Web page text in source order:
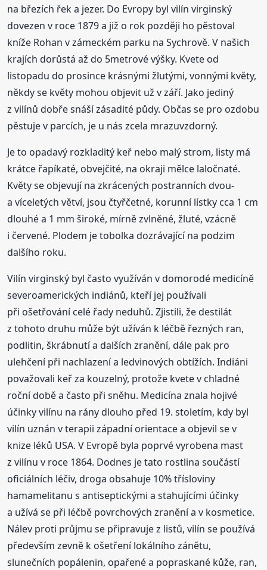
na březích řek a jezer. Do Evropy byl vilín virginský
dovezen v roce 1879 a již o rok později ho pěstoval
kníže Rohan v zámeckém parku na Sychrově. V našich
krajích dorůstá až do 5metrové výšky. Kvete od
listopadu do prosince krásnými žlutými, vonnými květy,
někdy se květy mohou objevit už v září. Jako jediný
z vilínů dobře snáší zásadité půdy. Občas se pro ozdobu
pěstuje v parcích, je u nás zcela mrazuvzdorný.
Je to opadavý rozkladitý keř nebo malý strom, listy má
krátce řapíkaté, obvejčité, na okraji mělce laločnaté.
Květy se objevují na zkrácených postranních dvou-
a víceletých větví, jsou čtyřčetné, korunní lístky cca 1 cm
dlouhé a 1 mm široké, mírně zvlněné, žluté, vzácně
i červené. Plodem je tobolka dozrávající na podzim
dalšího roku.
Vilín virginský byl často využíván v domorodé medicíně
severoamerických indiánů, kteří jej používali
při ošetřování celé řady neduhů. Zjistili, že destilát
z tohoto druhu může být užíván k léčbě řezných ran,
podlitin, škrábnutí a dalších zranění, dále pak pro
ulehčení při nachlazení a ledvinových obtížích. Indiáni
považovali keř za kouzelný, protože kvete v chladné
roční době a často při sněhu. Medicína znala hojivé
účinky vilínu na rány dlouho před 19. stoletím, kdy byl
vilín uznán v terapii západní orientace a objevil se v
knize léků USA. V Evropě byla poprvé vyrobena mast
z vilínu v roce 1864. Dodnes je tato rostlina součástí
oficiálních léčiv, droga obsahuje 10% třísloviny
hamamelitanu s antiseptickými a stahujícími účinky
a užívá se při léčbě povrchových zranění a v kosmetice.
Nálev proti průjmu se připravuje z listů, vilín se používá
především zevně k ošetření lokálního zánětu,
slunečních popálenin, opařené a popraskané kůže, ran,